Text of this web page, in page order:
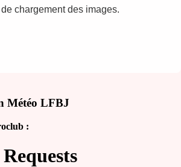
de chargement des images.
Météo LFBJ
: